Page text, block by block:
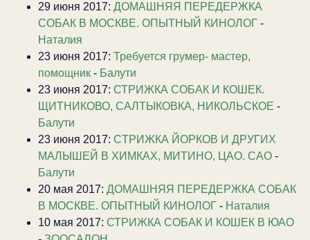
29 июня 2017: ДОМАШНЯЯ ПЕРЕДЕРЖКА
СОБАК В МОСКВЕ. ОПЫТНЫЙ КИНОЛОГ -
Наталия
23 июня 2017: Требуется грумер- мастер,
помощник - Балути
23 июня 2017: СТРИЖКА СОБАК И КОШЕК.
ЩИТНИКОВО, САЛТЫКОВКА, НИКОЛЬСКОЕ -
Балути
23 июня 2017: CТРИЖКА ЙОРКОВ И ДРУГИХ
МАЛЫШЕЙ В ХИМКАХ, МИТИНО, ЦАО. САО -
Балути
20 мая 2017: ДОМАШНЯЯ ПЕРЕДЕРЖКА СОБАК
В МОСКВЕ. ОПЫТНЫЙ КИНОЛОГ - Наталия
10 мая 2017: СТРИЖКА СОБАК И КОШЕК В ЮАО